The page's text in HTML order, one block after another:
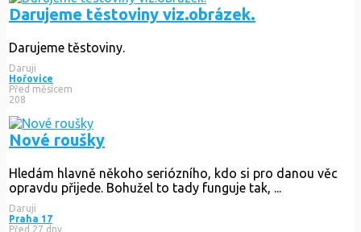
Darujeme těstoviny viz.obrázek.
Darujeme těstoviny.
Daruji
Hořovice
Před měsícem
208
Nové roušky
Hledám hlavně někoho seriózního, kdo si pro danou věc
opravdu přijede. Bohužel to tady funguje tak, ...
Daruji
Praha 17
Před 27 dny